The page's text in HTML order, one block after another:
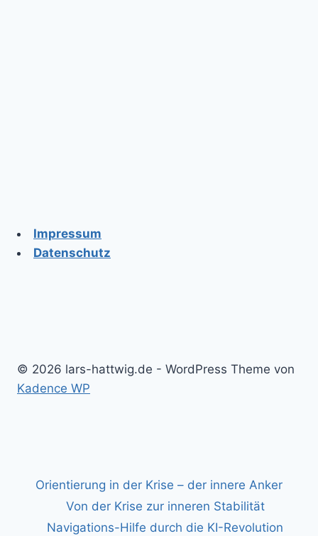
Impressum
Datenschutz
© 2026 lars-hattwig.de - WordPress Theme von
Kadence WP
Orientierung in der Krise – der innere Anker
Von der Krise zur inneren Stabilität
Navigations-Hilfe durch die KI-Revolution